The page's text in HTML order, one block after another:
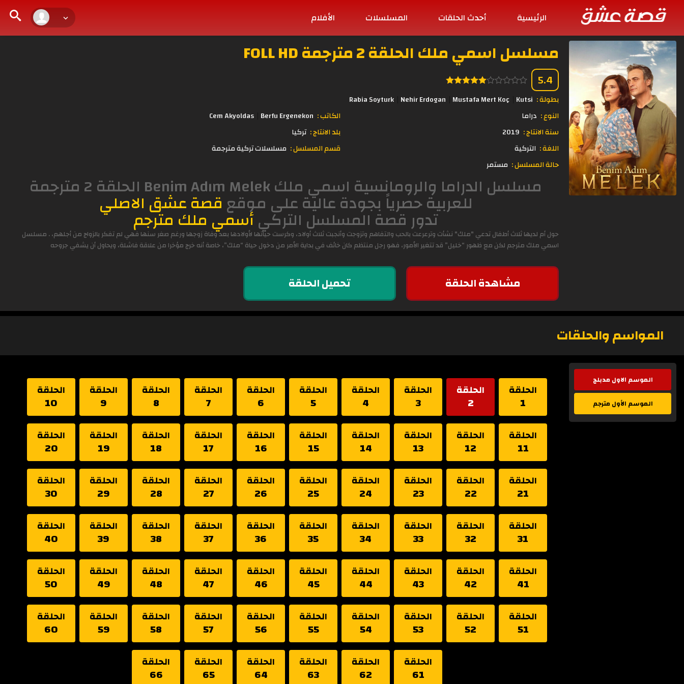
الرئيسية أحدث الحلقات المسلسلات الأفلام
مسلسل اسمي ملك الحلقة 2 مترجمة FOLL HD
5.4
بطولة : Kutsi
Mustafa Mert Koç
Nehir Erdogan
Rabia Soyturk
النوع : دراما الكاتب : Berfu Ergenekon
Cem Akyoldas
سنة الانتاج : 2019 بلد الانتاج : تركيا
اللغة : التركية قسم المسلسل : مسلسلات تركية مترجمة
حالة المسلسل : مستمر
مسلسل الدراما والرومانسية اسمي ملك Benim Adım Melek الحلقة 2 مترجمة
للعربية حصرياً بجودة عالية على موقع قصة عشق الاصلي
تدور قصة المسلسل التركيأسمي ملك مترجم
حول أم لديها ثلاث أطفال تدعي "ملك" نشأت وترعرعت بالحب والتفاهم وتزوجت وأنجبت ثلاث أولاد، وكرست حياتها لأولادها بعد وفاة زوجها ورغم صغر سنها فهي لم تفكر بالزواج من أجلهم، . مسلسل
اسمي ملك مترجم لكن مع ظهور “خليل” قد تتغير الأمور، فهو رجل منتظم كان خائف في بداية الأمر من دخول حياة “ملك”، خاصة أنه خرج مؤخرا من علاقة فاشلة، ويحاول أن يشفي جروحه
مشاهدة الحلقة تحميل الحلقة
المواسم والحلقات
الموسم الاول مدبلج
الموسم الأول مترجم
الحلقة
1
الحلقة
2
الحلقة
3
الحلقة
4
الحلقة
5
الحلقة
6
الحلقة
7
الحلقة
8
الحلقة
9
الحلقة
10
الحلقة
11
الحلقة
12
الحلقة
13
الحلقة
14
الحلقة
15
الحلقة
16
الحلقة
17
الحلقة
18
الحلقة
19
الحلقة
20
الحلقة
21
الحلقة
22
الحلقة
23
الحلقة
24
الحلقة
25
الحلقة
26
الحلقة
27
الحلقة
28
الحلقة
29
الحلقة
30
الحلقة
31
الحلقة
32
الحلقة
33
الحلقة
34
الحلقة
35
الحلقة
36
الحلقة
37
الحلقة
38
الحلقة
39
الحلقة
40
الحلقة
41
الحلقة
42
الحلقة
43
الحلقة
44
الحلقة
45
الحلقة
46
الحلقة
47
الحلقة
48
الحلقة
49
الحلقة
50
الحلقة
51
الحلقة
52
الحلقة
53
الحلقة
54
الحلقة
55
الحلقة
56
الحلقة
57
الحلقة
58
الحلقة
59
الحلقة
60
الحلقة
61
الحلقة
62
الحلقة
63
الحلقة
64
الحلقة
65
الحلقة
66